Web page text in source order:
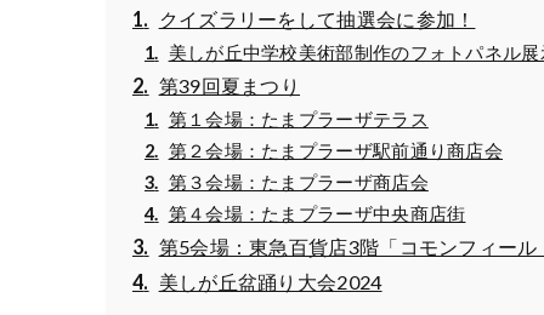
クイズラリーをして抽選会に参加！
美しが丘中学校美術部制作のフォトパネル展
第39回夏まつり
第１会場：たまプラーザテラス
第２会場：たまプラーザ駅前通り商店会
第３会場：たまプラーザ商店会
第４会場：たまプラーザ中央商店街
第5会場：東急百貨店3階「コモンフィール
美しが丘盆踊り大会2024